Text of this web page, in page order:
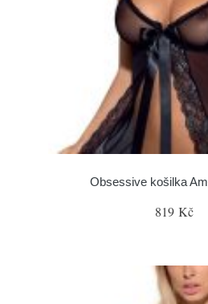
Obsessive košilka
819 Kč